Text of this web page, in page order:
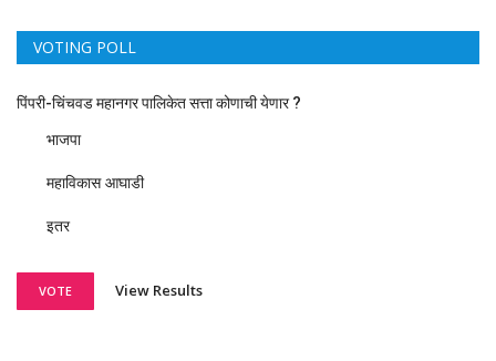
VOTING POLL
पिंपरी-चिंचवड महानगर पालिकेत सत्ता कोणाची येणार ?
भाजपा
महाविकास आघाडी
इतर
VOTE View Results